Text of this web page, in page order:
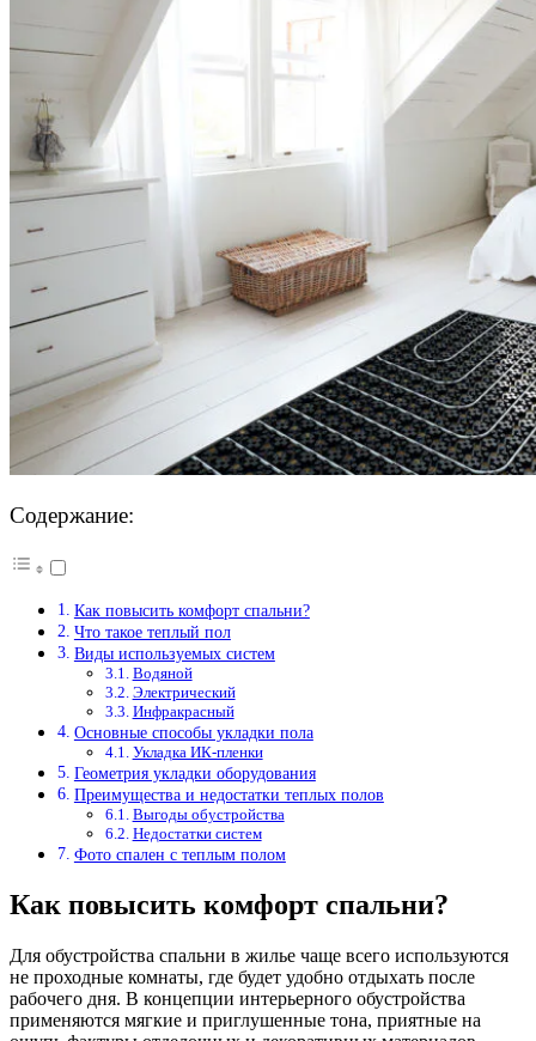
Содержание:
Как повысить комфорт спальни?
Что такое теплый пол
Виды используемых систем
Водяной
Электрический
Инфракрасный
Основные способы укладки пола
Укладка ИК-пленки
Геометрия укладки оборудования
Преимущества и недостатки теплых полов
Выгоды обустройства
Недостатки систем
Фото спален с теплым полом
Как повысить комфорт спальни?
Для обустройства спальни в жилье чаще всего используются
не проходные комнаты, где будет удобно отдыхать после
рабочего дня. В концепции интерьерного обустройства
применяются мягкие и приглушенные тона, приятные на